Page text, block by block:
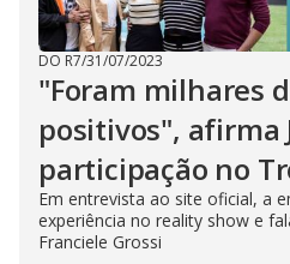
DO R7/31/07/2023
"Foram milhares
positivos", afirma
participação no
Em entrevista ao site oficial, a
experiência no reality show e
Franciele Grossi